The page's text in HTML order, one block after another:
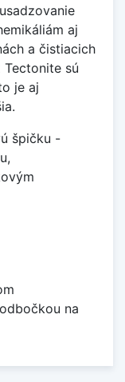
aj
a čistiacich
sú
je aj
špičku -
na